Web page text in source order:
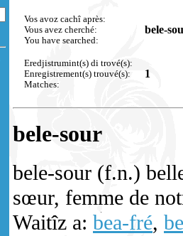
Vos avoz cachî après:
Vous avez cherché:
You have searched:
bele-
Eredjistrumint(s) di trové(s):
Enregistrement(s) trouvé(s):
Matches:
1
bele-sour
bele-sour (f.n.)
sœur, femme de
Waitîz a: bea-fré,